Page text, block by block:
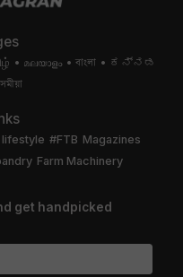
മലയാളം বাংলা
ಕನ್ನಡ
lifestyle #FTB Magazines
Farm Machinery
get handpicked